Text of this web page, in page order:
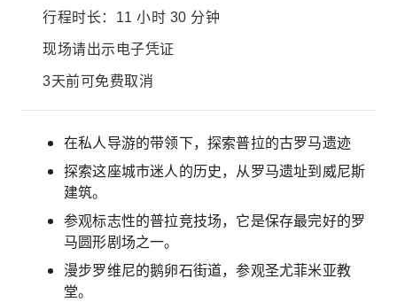
行程时长：11 小时 30 分钟
现场请出示电子凭证
3天前可免费取消
在私人导游的带领下，探索普拉的古罗马遗迹
探索这座城市迷人的历史，从罗马遗址到威尼斯
建筑。
参观标志性的普拉竞技场，它是保存最完好的罗
马圆形剧场之一。
漫步罗维尼的鹅卵石街道，参观圣尤菲米亚教
堂。